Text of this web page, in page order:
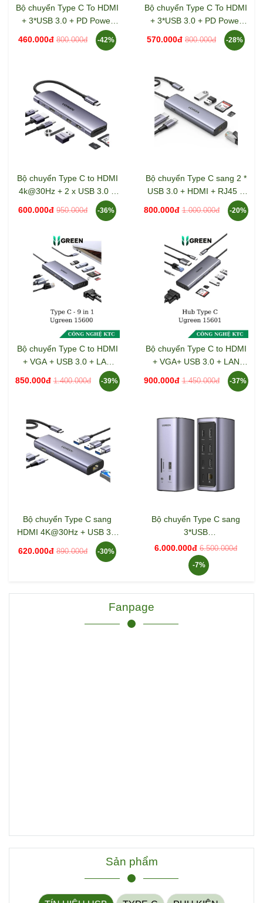
Bộ chuyển Type C To HDMI
+ 3*USB 3.0 + PD Power
4K@30Hz Ugreen 15596
460.000đ 800.000đ -42%
Bộ chuyển Type C To HDMI
+ 3*USB 3.0 + PD Power
4K@60Hz Ugreen 15597
570.000đ 800.000đ -28%
Bộ chuyển Type C to HDMI
4k@30Hz + 2 x USB 3.0 +
USB-C + SD&TF + PD
600.000đ 950.000đ -36%
Bộ chuyển Type C sang 2 *
USB 3.0 + HDMI + RJ45 +
Sd/TF + PD 100W Ugreen
800.000đ 1.000.000đ -20%
Bộ chuyển Type C to HDMI
+ VGA + USB 3.0 + LAN
1Gbps + Card Reader + PD
100w Ugreen 15600
850.000đ 1.400.000đ -39%
Bộ chuyển Type C to HDMI
+ VGA+ USB 3.0 + LAN
1Gbps + Card Reader +
3.5mm Ugreen 15601
900.000đ 1.450.000đ -37%
Bộ chuyển Type C sang
HDMI 4K@30Hz + USB 3.0
+ Lan 1Gbps + Sạc PD
100W Ugreen 15598
620.000đ 890.000đ -30%
Bộ chuyển Type C sang
3*USB
3.0+2*HDMI+1DP+RJ45+S
D&TF+3.5mm Ugreen
(90325)
6.000.000đ 6.500.000đ
-7%
Fanpage
Sản phẩm